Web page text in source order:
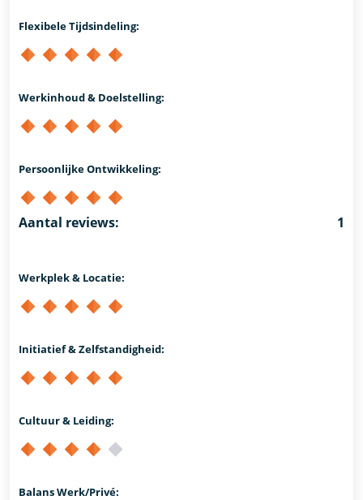
Flexibele Tijdsindeling:
Werkinhoud & Doelstelling:
Persoonlijke Ontwikkeling:
Aantal reviews: 1
Werkplek & Locatie:
Initiatief & Zelfstandigheid:
Cultuur & Leiding:
Balans Werk/Privé: